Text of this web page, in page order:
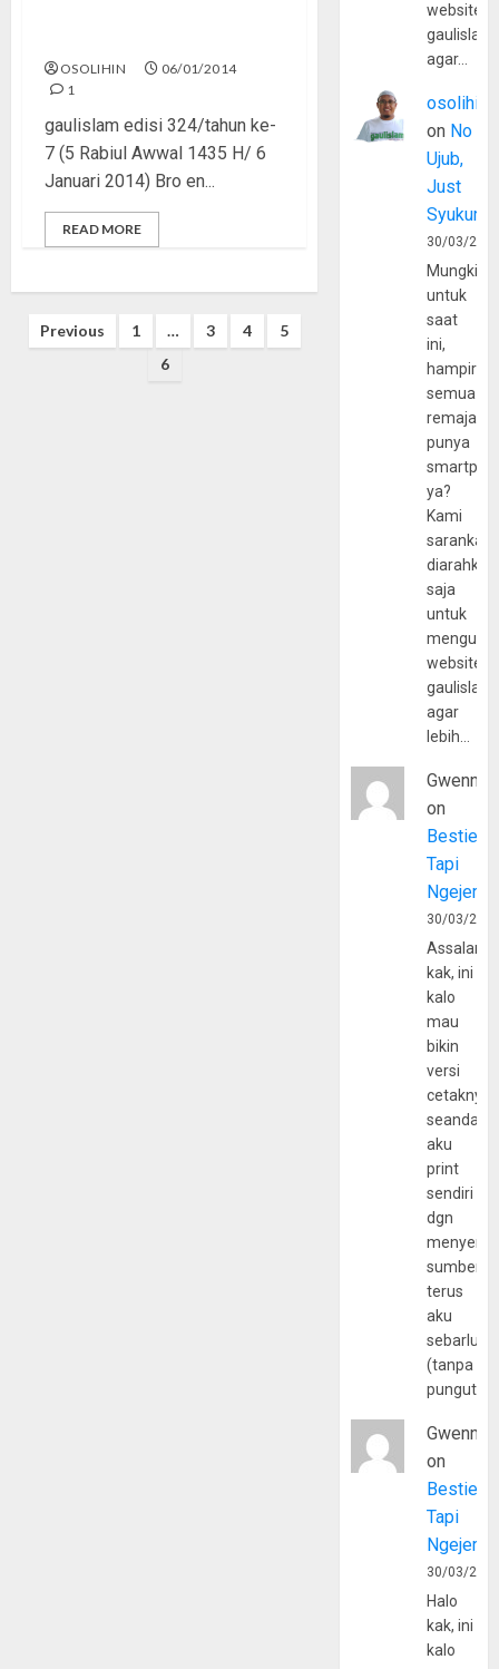
OSOLIHIN
06/01/2014
1
gaulislam edisi 324/tahun ke-
7 (5 Rabiul Awwal 1435 H/ 6
Januari 2014) Bro en...
READ MORE
Posts
Previous 1 … 3 4
5
6
website
agar…
osolihin
on No
Ujub,
Just
Syukur
30/03/
Mungkin
untuk
saat
ini,
hampir
semua
remaja
punya
ya?
Kami
sarankan,
diarahkan
saja
untuk
website
agar
lebih…
Gwenny
on
Bestie
Tapi
30/03/
kak, ini
kalo
mau
bikin
versi
cetaknya
aku
print
sendiri
dgn
sumber
terus
aku
(tanpa
Gwenny
on
Bestie
Tapi
30/03/
Halo
kak, ini
kalo